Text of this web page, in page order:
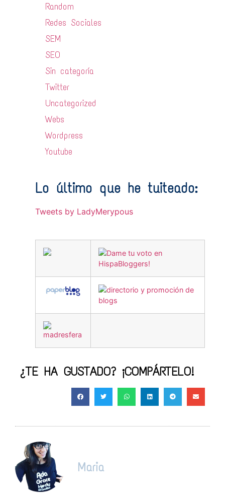
Random
Redes Sociales
SEM
SEO
Sin categoría
Twitter
Uncategorized
Webs
Wordpress
Youtube
Lo último que he tuiteado:
Tweets by LadyMerypous
¿TE HA GUSTADO? ¡COMPÁRTELO!
Maria